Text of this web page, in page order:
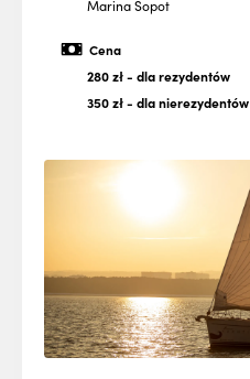
Marina Sopot
Cena
280 zł- dla rezydentów
350 zł- dla nierezydentów